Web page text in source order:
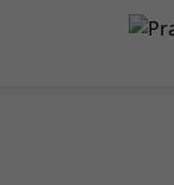
Pular para o